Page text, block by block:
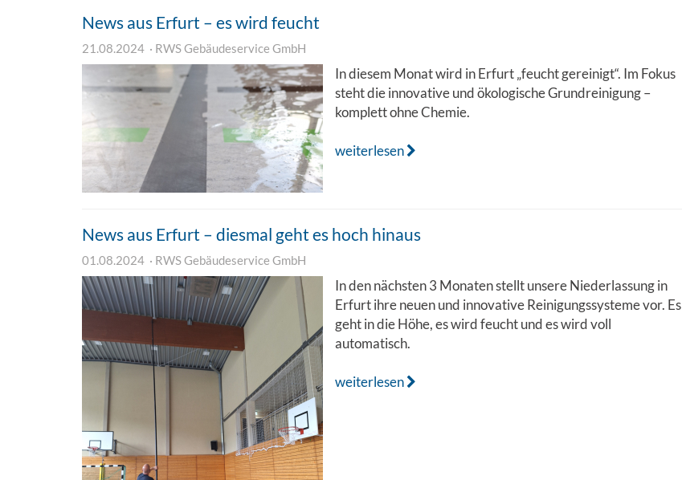
News aus Erfurt – es wird feucht
21.08.2024 RWS Gebäudeservice GmbH
In diesem Monat wird in Erfurt „feucht gereinigt“. Im Fokus
steht die innovative und ökologische Grundreinigung –
komplett ohne Chemie.
weiterlesen
News aus Erfurt – diesmal geht es hoch hinaus
01.08.2024 RWS Gebäudeservice GmbH
In den nächsten 3 Monaten stellt unsere Niederlassung in
Erfurt ihre neuen und innovative Reinigungssysteme vor. Es
geht in die Höhe, es wird feucht und es wird voll
automatisch.
weiterlesen